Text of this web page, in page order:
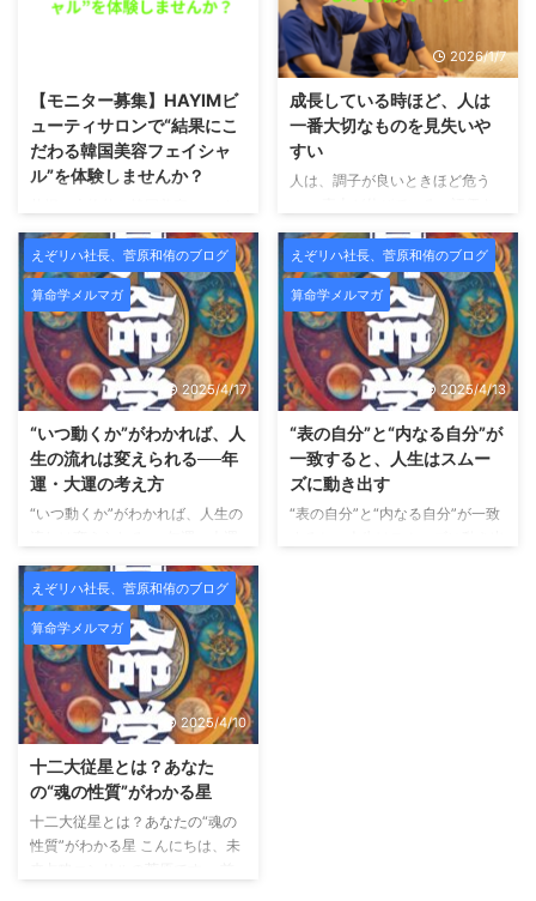
【モニター募集】HAYIMビ
ューティサロンで“結果にこ
だわる韓国美容フェイシャ
ル”を体験しませんか？
ャルを受けたい方へ。この度、
HAYIMビューティサロンでは、
新メニュー導入および施術データ
収集のため、期間限定のモニター
様を募集いたします。 HAYIMは
「一時的な変化ではなく、肌その
ものを変えていくこと」をコンセ
プトにした、結果重視のビューテ
ィーサロンです。 HAYIMビュー
ティサロンとは？ HAYIMビュー
ティサロンは、理学療法士として
身体構造を熟知した代表が監修
し、CURAIMという韓国美容と医
ルケアを提供しています。
肌
...
2026/1/7
成長している時ほど、人は
一番大切なものを見失いや
すい
人は、調子が良いときほど危う
れている。影響力が出てきた。周
囲から「すごいですね」と言われ
るようになる。 こういう時、人
は無意識のうちに「自分は正し
い」「自分はうまくやっている」
と思い始めます。 そして不思議
なことに、一番大切だったはずの
声が、聞こえなくなっていく。
師匠の言葉。昔お世話になった人
の助言。厳しくも愛のあるフィー
ドバック。 それらが「うるさい
もの」「古い価値観」「今の自分
には合わないもの」に見え始め
えぞリハ社長、菅原和侑のブログ
算命学メルマガ
2025/4/17
“いつ動くか”がわかれば、人
生の流れは変えられる──年
運・大運の考え方
“いつ動くか”がわかれば、人生の
の考え方 こんにちは、未来占略
コンサルの菅原です。 これまで
のメルマガでは、 「自分の宿
命」や「星の組み合わせ」を通し
て、 “どんな自分か”を知る方法を
お届けしてきました。 今回はそ
こから一歩踏み込み、「いつ動く
か？」という、 人生のタイミン
グの読み方＝運勢のリズムについ
てご紹介します。 運勢には“波”が
ある 算命学では、運の流れを大
きく2つに分けて見ます。 年運
（ねんうん）： 1年ごとのテー
えぞリハ社長、菅原和侑のブログ
算命学メルマガ
2025/4/13
“表の自分”と“内なる自分”が
一致すると、人生はスムー
ズに動き出す
“表の自分”と“内なる自分”が一致
えぞリハ社長、菅原和侑のブログ
算命学メルマガ
2025/4/10
十二大従星とは？あなた
の“魂の性質”がわかる星
十二大従星とは？あなたの“魂の
性質”がわかる星 こんにちは、未